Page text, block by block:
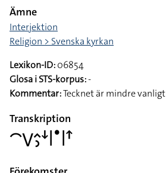
Ämne
Interjektion
Religion > Svenska kyrkan
Lexikon-ID:06854
Glosa i STS-korpus:-
Kommentar:Tecknet är mindre vanligt
Transkription
􌤃􌤭􌤵􌤶􌦄􌥼􌤟􌥼􌦃